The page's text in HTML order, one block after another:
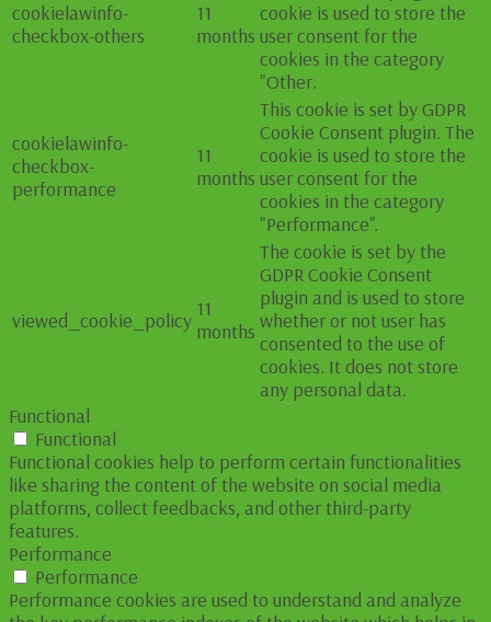
cookielawinfo-
checkbox-others
11
months
cookie is used to store the
user consent for the
cookies in the category
"Other.
cookielawinfo-
checkbox-
performance
11
months
This cookie is set by GDPR
Cookie Consent plugin. The
cookie is used to store the
user consent for the
cookies in the category
"Performance".
viewed_cookie_policy 11
months
The cookie is set by the
GDPR Cookie Consent
plugin and is used to store
whether or not user has
consented to the use of
cookies. It does not store
any personal data.
Functional
Functional
Functional cookies help to perform certain functionalities
like sharing the content of the website on social media
platforms, collect feedbacks, and other third-party
features.
Performance
Performance
Performance cookies are used to understand and analyze